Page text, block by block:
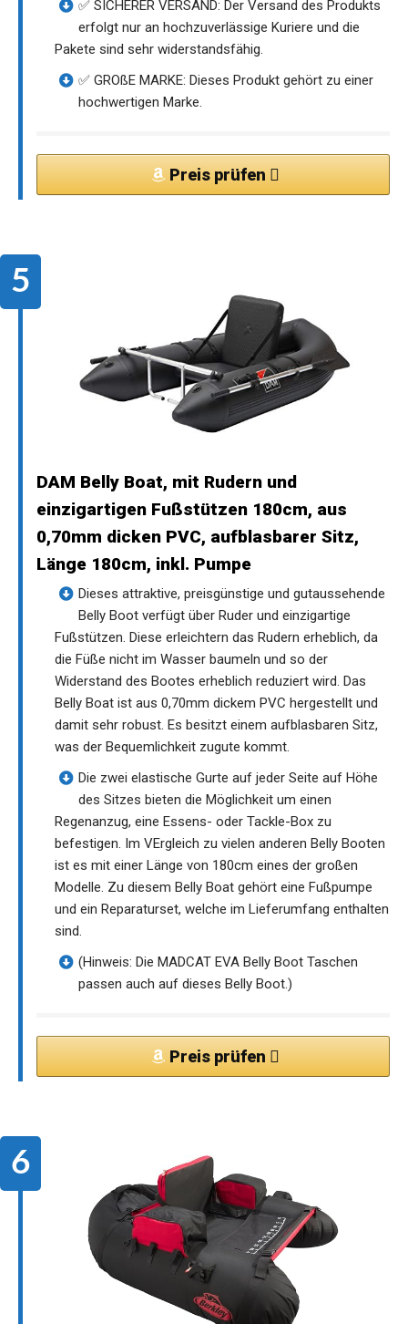
✅ SICHERER VERSAND: Der Versand des Produkts
erfolgt nur an hochzuverlässige Kuriere und die
Pakete sind sehr widerstandsfähig.
✅ GROßE MARKE: Dieses Produkt gehört zu einer
hochwertigen Marke.
Preis prüfen
DAM Belly Boat, mit Rudern und
einzigartigen Fußstützen 180cm, aus
0,70mm dicken PVC, aufblasbarer Sitz,
Länge 180cm, inkl. Pumpe
Dieses attraktive, preisgünstige und gutaussehende
Belly Boot verfügt über Ruder und einzigartige
Fußstützen. Diese erleichtern das Rudern erheblich, da
die Füße nicht im Wasser baumeln und so der
Widerstand des Bootes erheblich reduziert wird. Das
Belly Boat ist aus 0,70mm dickem PVC hergestellt und
damit sehr robust. Es besitzt einem aufblasbaren Sitz,
was der Bequemlichkeit zugute kommt.
Die zwei elastische Gurte auf jeder Seite auf Höhe
des Sitzes bieten die Möglichkeit um einen
Regenanzug, eine Essens- oder Tackle-Box zu
befestigen. Im VErgleich zu vielen anderen Belly Booten
ist es mit einer Länge von 180cm eines der großen
Modelle. Zu diesem Belly Boat gehört eine Fußpumpe
und ein Reparaturset, welche im Lieferumfang enthalten
sind.
(Hinweis: Die MADCAT EVA Belly Boot Taschen
passen auch auf dieses Belly Boot.)
Preis prüfen